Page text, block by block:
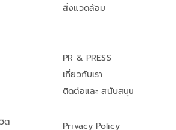
สิ่งแวดล้อม
ต
PR & PRESS
เกี่ยวกับเรา
ติดต่อและ สนับสนุน
Privacy Policy